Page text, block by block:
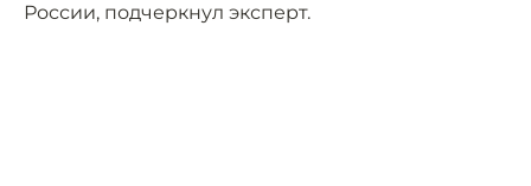
России, подчеркнул эксперт.